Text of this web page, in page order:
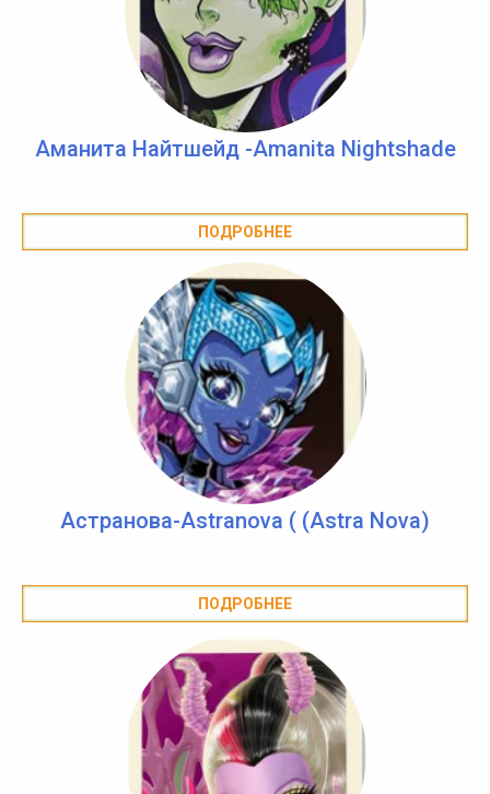
Аманита Найтшейд -Amanita Nightshade
ПОДРОБНЕЕ
Астранова-Astranova ( (Astra Nova)
ПОДРОБНЕЕ